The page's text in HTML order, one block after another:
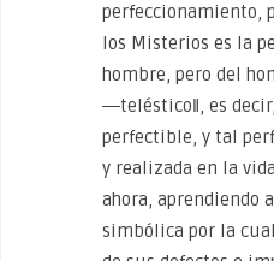
perfeccionamiento,
los Misterios es la
hombre, pero del
―teléstico‖, es
perfectible, y tal
y realizada en la
ahora,
simbólica por la